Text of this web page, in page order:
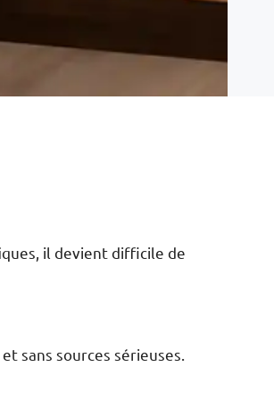
il devient difficile de
sans sources sérieuses.